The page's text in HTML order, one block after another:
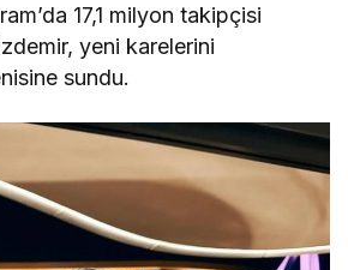
17,1 milyon takipçisi
yeni karelerini
sundu.